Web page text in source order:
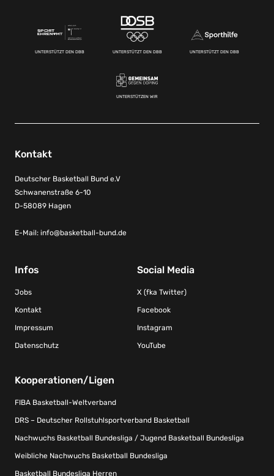
UNTERSTÜTZT DEN DBB UNTERSTÜTZT DEN DBB UNTERSTÜTZT DEN DBB
UNTERSTÜTZEN WIR
Kontakt
Deutscher Basketball Bund e.V
Schwanenstraße 6-10
D-58089 Hagen
E-Mail: info@basketball-bund.de
Infos
Jobs
Kontakt
Impressum
Datenschutz
Social Media
X (fka Twitter)
Facebook
Instagram
YouTube
Kooperationen/Ligen
FIBA Basketball-Weltverband
DRS – Deutscher Rollstuhlsportverband Basketball
Nachwuchs Basketball Bundesliga / Jugend Basketball Bundesliga
Weibliche Nachwuchs Basketball Bundesliga
Basketball Bundesliga Herren